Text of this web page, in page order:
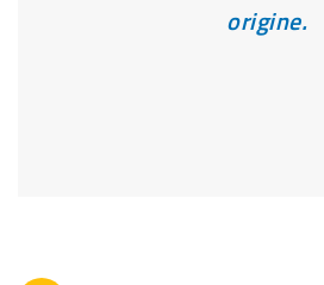
origine.